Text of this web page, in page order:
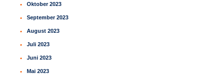
Oktober 2023
September 2023
August 2023
Juli 2023
Juni 2023
Mai 2023